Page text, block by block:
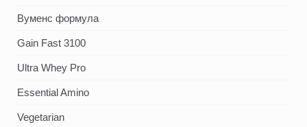
Вуменс формула
Gain Fast 3100
Ultra Whey Pro
Essential Amino
Vegetarian